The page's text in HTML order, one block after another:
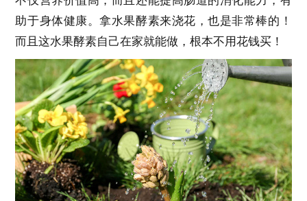
助于身体健康。拿水果酵素来浇花，也是非常棒的！
而且这水果酵素自己在家就能做，根本不用花钱买！